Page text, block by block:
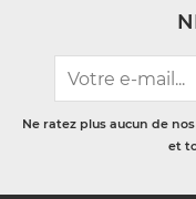
Ne ratez plus aucun de
et